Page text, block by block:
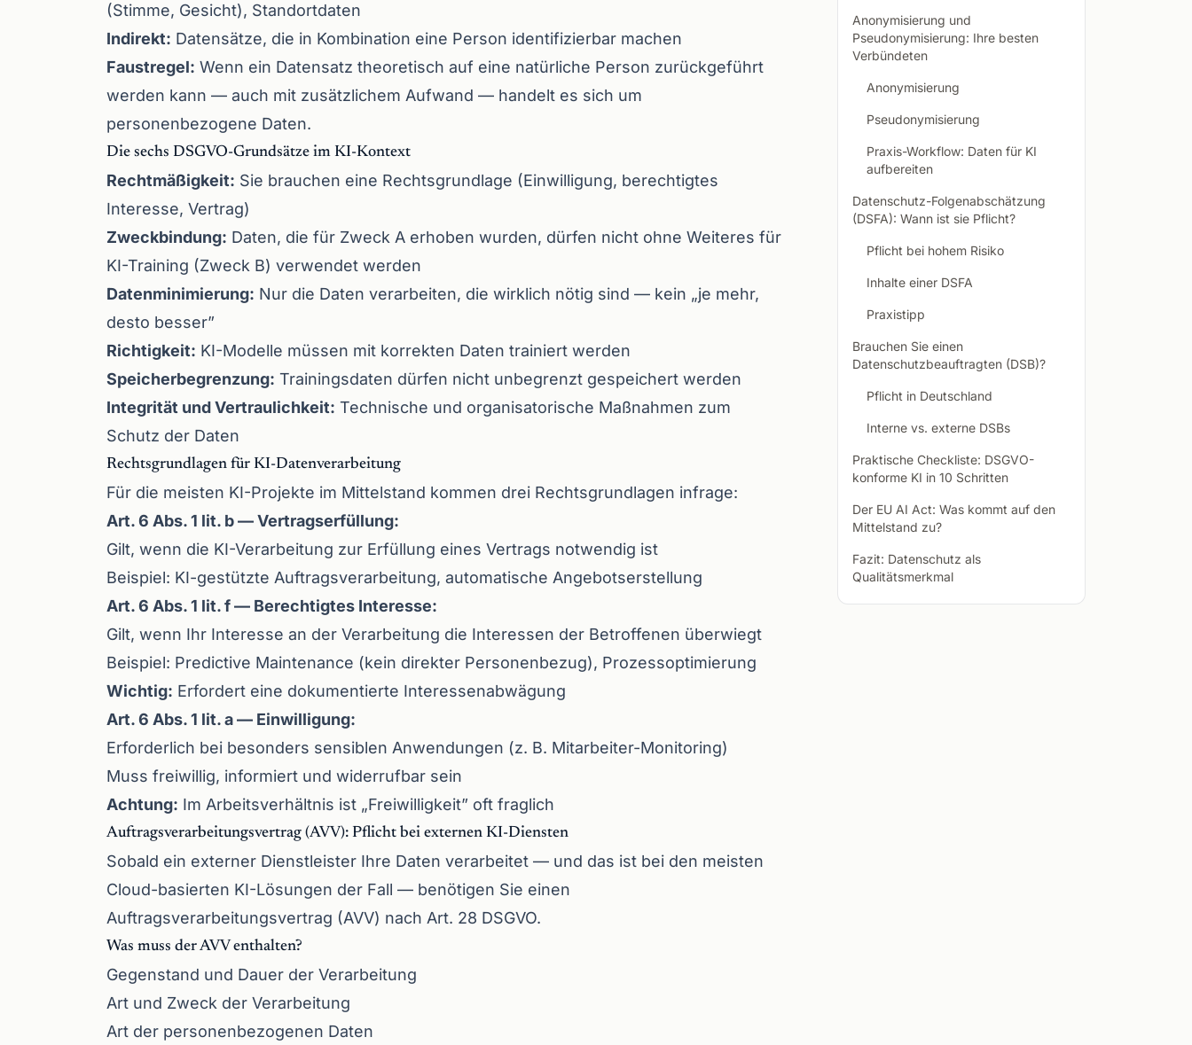
(Stimme, Gesicht), Standortdaten
Indirekt: Datensätze, die in Kombination eine Person identifizierbar machen
Faustregel: Wenn ein Datensatz theoretisch auf eine natürliche Person zurückgeführt
werden kann — auch mit zusätzlichem Aufwand — handelt es sich um
personenbezogene Daten.
Die sechs DSGVO-Grundsätze im KI-Kontext
Rechtmäßigkeit: Sie brauchen eine Rechtsgrundlage (Einwilligung, berechtigtes
Interesse, Vertrag)
Zweckbindung: Daten, die für Zweck A erhoben wurden, dürfen nicht ohne Weiteres für
KI-Training (Zweck B) verwendet werden
Datenminimierung: Nur die Daten verarbeiten, die wirklich nötig sind — kein „je mehr,
desto besser”
Richtigkeit: KI-Modelle müssen mit korrekten Daten trainiert werden
Speicherbegrenzung: Trainingsdaten dürfen nicht unbegrenzt gespeichert werden
Integrität und Vertraulichkeit: Technische und organisatorische Maßnahmen zum
Schutz der Daten
Rechtsgrundlagen für KI-Datenverarbeitung
Für die meisten KI-Projekte im Mittelstand kommen drei Rechtsgrundlagen infrage:
Art. 6 Abs. 1 lit. b — Vertragserfüllung:
Gilt, wenn die KI-Verarbeitung zur Erfüllung eines Vertrags notwendig ist
Beispiel: KI-gestützte Auftragsverarbeitung, automatische Angebotserstellung
Art. 6 Abs. 1 lit. f — Berechtigtes Interesse:
Gilt, wenn Ihr Interesse an der Verarbeitung die Interessen der Betroffenen überwiegt
Beispiel: Predictive Maintenance (kein direkter Personenbezug), Prozessoptimierung
Wichtig: Erfordert eine dokumentierte Interessenabwägung
Art. 6 Abs. 1 lit. a — Einwilligung:
Erforderlich bei besonders sensiblen Anwendungen (z. B. Mitarbeiter-Monitoring)
Muss freiwillig, informiert und widerrufbar sein
Achtung: Im Arbeitsverhältnis ist „Freiwilligkeit” oft fraglich
Auftragsverarbeitungsvertrag (AVV): Pflicht bei externen KI-Diensten
Sobald ein externer Dienstleister Ihre Daten verarbeitet — und das ist bei den meisten
Cloud-basierten KI-Lösungen der Fall — benötigen Sie einen
Auftragsverarbeitungsvertrag (AVV) nach Art. 28 DSGVO.
Was muss der AVV enthalten?
Gegenstand und Dauer der Verarbeitung
Art und Zweck der Verarbeitung
Art der personenbezogenen Daten
Anonymisierung und
Pseudonymisierung: Ihre besten
Verbündeten
Anonymisierung
Pseudonymisierung
Praxis-Workflow: Daten für KI
aufbereiten
Datenschutz-Folgenabschätzung
(DSFA): Wann ist sie Pflicht?
Pflicht bei hohem Risiko
Inhalte einer DSFA
Praxistipp
Brauchen Sie einen
Datenschutzbeauftragten (DSB)?
Pflicht in Deutschland
Interne vs. externe DSBs
Praktische Checkliste: DSGVO-
konforme KI in 10 Schritten
Der EU AI Act: Was kommt auf den
Mittelstand zu?
Fazit: Datenschutz als
Qualitätsmerkmal